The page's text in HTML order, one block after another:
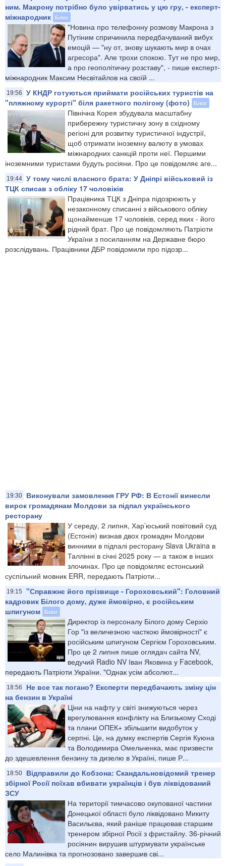
ним. Макрону потрібно було увірватись у цю гру, - експерт-
міжнародник Блог
"Новина про телефонну розмову Макрона з
Путіним спричинила передбачуваний вибух
емоцій — "ну от, знову шукають мир в очах
агресора". Але трохи спокою. Тут не про мир,
а про геополітичну розставу", - пише експерт-
міжнародник Максим Несвітайлов на своїй ...
19:56
У КНДР готуються приймати російських туристів на
"пляжному курорті" біля ракетного полігону (фото)
Блог
Північна Корея збудувала масштабну
прибережну туристичну зону в східному
регіоні для розвитку туристичної індустрії,
щоб отримати іноземну валюту в умовах
міжнародних санкцій проти неї. Першими
іноземними туристами будуть росіяни. Про це повідомляє аге...
19:44 У тому числі власного брата: У Дніпрі військовий із
ТЦК списав з обліку 17 чоловіків
Працівника ТЦК з Дніпра підозрюють у
незаконному списанні з військового обліку
щонайменше 17 чоловіків, серед яких - його
рідний брат. Про це повідомляють Патріоти
України з посиланням на Державне бюро
розслідувань. Працівники ДБР повідомили про підозр...
19:30
Виконували замовлення ГРУ РФ: В Естонії винесли
вирок громадянам Молдови за підпал українського
ресторану
У середу, 2 липня, Хар’юський повітовий суд
(Естонія) визнав двох громадян Молдови
винними в підпалі ресторану Slava Ukraina в
Таллінні в січні 2025 року — а також в інших
злочинах. Про це повідомляє естонський
суспільний мовник ERR, передають Патріоти...
19:15
"Справжнє його прізвище - Гороховський": Головний
кадровик Білого дому, дуже ймовірно, є російським
шпигуном Блог
Директор із персоналу Білого дому Серхіо
Гор "із величезною часткою ймовірності" є
російським шпигуном Сергієм Гороховським.
Про це 2 липня пише оглядач сайта NV,
ведучий Radio NV Іван Яковина у Facebook,
передають Патріоти України. "Однак усім абсолют...
18:56
Не все так погано? Експерти передбачають зміну цін
на бензин в Україні
Ціни на нафту у світі знижуються через
врегулювання конфлікту на Близькому Сході
та плани ОПЕК+ збільшити видобуток у
серпні. Це, на думку експертів Сергія Куюна
та Володимира Омельченка, має призвести
до здешевлення бензину та дизелю в Україні, пише Р...
18:50
Відправили до Кобзона: Скандальновідомий тренер
збірної Росії поїхав вбивати українців і був ліквідований
ЗСУ
На території тимчасово окупованої частини
Донецької області було ліквідовано Микиту
Васильєва, який раніше працював старшим
тренером збірної Росії з фристайлу. 36-річний
росіянин вирушив штурмувати українське
село Малинівка та прогнозовано завершив сві...